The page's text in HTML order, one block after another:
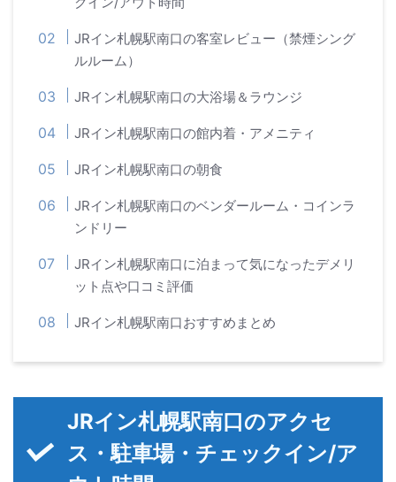
JRイン札幌駅南口の客室レビュー（禁煙シング
ルルーム）
JRイン札幌駅南口の大浴場＆ラウンジ
JRイン札幌駅南口の館内着・アメニティ
JRイン札幌駅南口の朝食
JRイン札幌駅南口のベンダールーム・コインラ
ンドリー
JRイン札幌駅南口に泊まって気になったデメリ
ット点や口コミ評価
JRイン札幌駅南口おすすめまとめ
JRイン札幌駅南口のアクセ
ス・駐車場・チェックイン/ア